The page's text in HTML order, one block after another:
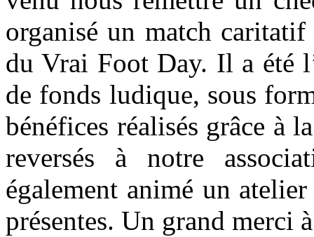
organisé un match
du Vrai Foot Day. Il a été
de fonds ludique, sous
bénéfices réalisés grâce à
reversés à notre
également animé un
présentes. Un grand merci